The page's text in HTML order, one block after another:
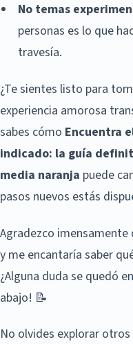
No temas
personas es lo que
travesía.
¿Te sientes listo para
experiencia amorosa
sabes cómo Encuentra
indicado: la guía
media naranja puede
pasos nuevos estás
Agradezco
y me encantaría saber
¿Alguna duda se quedó
abajo! 📝
No olvides explorar